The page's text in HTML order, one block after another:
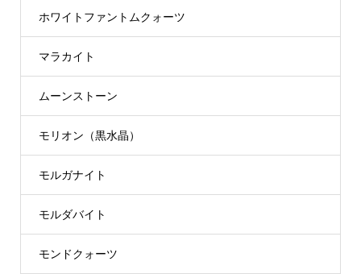
ホワイトファントムクォーツ
マラカイト
ムーンストーン
モリオン（黒水晶）
モルガナイト
モルダバイト
モンドクォーツ